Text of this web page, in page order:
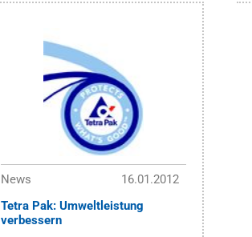
News
16.01.2012
Tetra Pak: Umweltleistung
verbessern